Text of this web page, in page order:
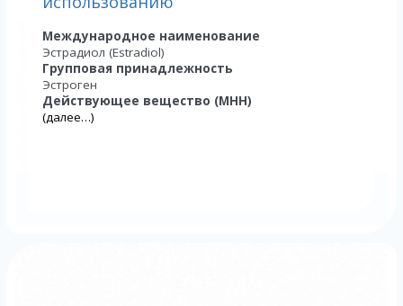
Международное наименование
Эстрадиол (Estradiol)
Групповая принадлежность
Эстроген
Действующее вещество (МНН)
(далее…)